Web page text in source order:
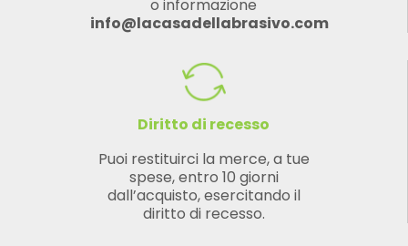
o informazione
info@lacasadellabrasivo.com
Diritto di recesso
Puoi restituirci la merce, a tue
spese, entro 10 giorni
dall’acquisto, esercitando il
diritto di recesso.